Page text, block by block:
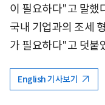
이 필요하다"고 말했
국내 기업과의 조세
가 필요하다"고 덧붙
English 기사보기